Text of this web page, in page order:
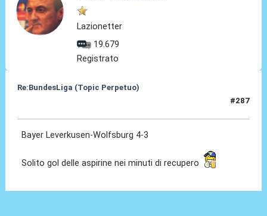
Lazionetter
19.679
Registrato
Re:BundesLiga (Topic Perpetuo)
#287
Bayer Leverkusen-Wolfsburg 4-3
Solito gol delle aspirine nei minuti di recupero